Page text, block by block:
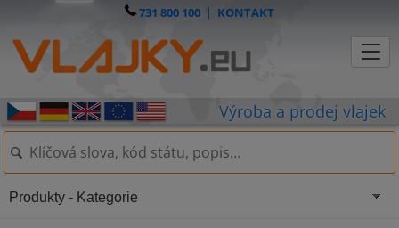
731 800 100 | KONTAKT
Produkty - Kategorie